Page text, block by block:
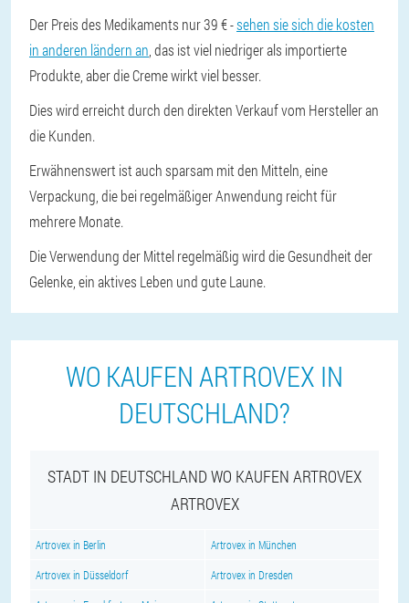
Der Preis des Medikaments nur 39 € -sehen sie sich die kosten
in anderen ländern an , das ist viel niedriger als importierte
Produkte, aber die Creme wirkt viel besser.
Dies wird erreicht durch den direkten Verkauf vom Hersteller an
die Kunden.
Erwähnenswert ist auch sparsam mit den Mitteln, eine
Verpackung, die bei regelmäßiger Anwendung reicht für
mehrere Monate.
Die Verwendung der Mittel regelmäßig wird die Gesundheit der
Gelenke, ein aktives Leben und gute Laune.
WO KAUFEN ARTROVEX IN
DEUTSCHLAND?
STADT IN DEUTSCHLAND WO KAUFEN ARTROVEX
ARTROVEX
Artrovex in Berlin Artrovex in München
Artrovex in Düsseldorf Artrovex in Dresden